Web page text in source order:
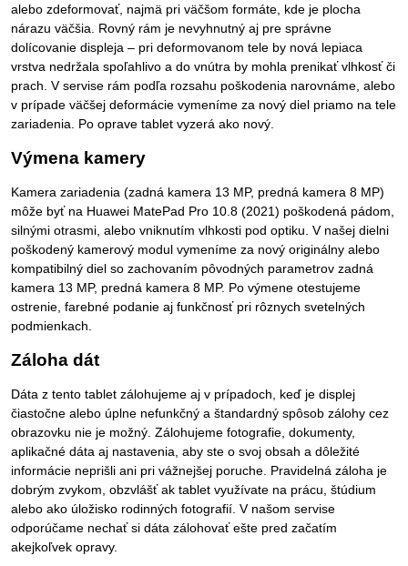
alebo zdeformovať, najmä pri väčšom formáte, kde je plocha
nárazu väčšia. Rovný rám je nevyhnutný aj pre správne
dolícovanie displeja – pri deformovanom tele by nová lepiaca
vrstva nedržala spoľahlivo a do vnútra by mohla prenikať vlhkosť či
prach. V servise rám podľa rozsahu poškodenia narovnáme, alebo
v prípade väčšej deformácie vymeníme za nový diel priamo na tele
zariadenia. Po oprave tablet vyzerá ako nový.
Výmena kamery
Kamera zariadenia (zadná kamera 13 MP, predná kamera 8 MP)
môže byť na Huawei MatePad Pro 10.8 (2021) poškodená pádom,
silnými otrasmi, alebo vniknutím vlhkosti pod optiku. V našej dielni
poškodený kamerový modul vymeníme za nový originálny alebo
kompatibilný diel so zachovaním pôvodných parametrov zadná
kamera 13 MP, predná kamera 8 MP. Po výmene otestujeme
ostrenie, farebné podanie aj funkčnosť pri rôznych svetelných
podmienkach.
Záloha dát
Dáta z tento tablet zálohujeme aj v prípadoch, keď je displej
čiastočne alebo úplne nefunkčný a štandardný spôsob zálohy cez
obrazovku nie je možný. Zálohujeme fotografie, dokumenty,
aplikačné dáta aj nastavenia, aby ste o svoj obsah a dôležité
informácie neprišli ani pri vážnejšej poruche. Pravidelná záloha je
dobrým zvykom, obzvlášť ak tablet využívate na prácu, štúdium
alebo ako úložisko rodinných fotografií. V našom servise
odporúčame nechať si dáta zálohovať ešte pred začatím
akejkoľvek opravy.